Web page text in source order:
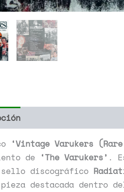
‘Vintage Varukers
de ‘The Varukers’ .
discográfico
destacada dentro